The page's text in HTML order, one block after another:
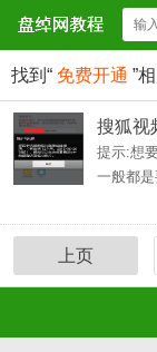
找到“ 免费开通 ”
搜狐视
提示:想
一般都
上页